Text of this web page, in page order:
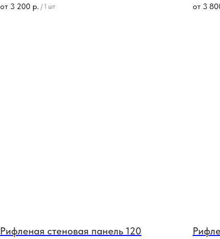
от 3 200 р. / 1 шт от 3
Рифленая стеновая панель 120